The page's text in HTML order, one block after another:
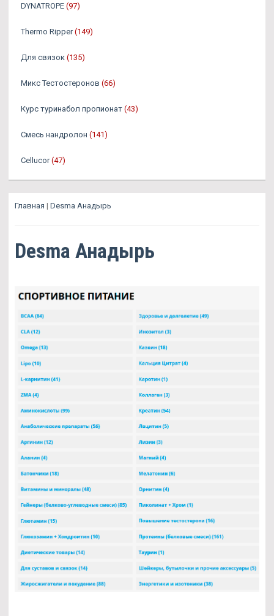
DYNATROPE (97)
Thermo Ripper (149)
Для связок (135)
Микс Тестостеронов (66)
Курс туринабол пропионат (43)
Смесь нандролон (141)
Cellucor (47)
Главная | Desma Анадырь
Desma Анадырь